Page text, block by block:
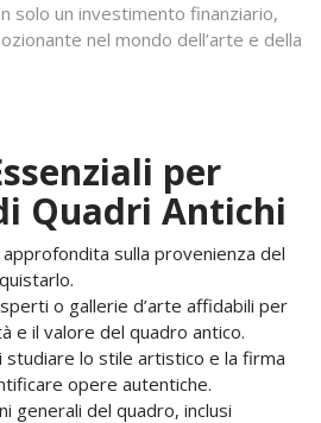
solo un investimento finanziario,
nel mondo dell’arte e della
per
Quadri Antichi
sulla provenienza del
o gallerie d’arte affidabili per
e il valore del quadro antico.
studiare lo stile artistico e la firma
opere autentiche.
generali del quadro, inclusi